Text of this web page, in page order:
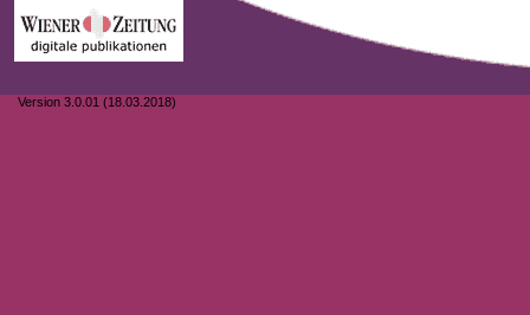
Version 3.0.01 (18.03.2018)